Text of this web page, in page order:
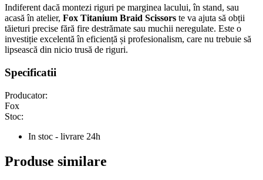
Indiferent dacă montezi riguri pe marginea lacului, în stand, sau
acasă în atelier, Fox Titanium Braid Scissors te va ajuta să obții
tăieturi precise fără fire destrămate sau muchii neregulate. Este o
investiție excelentă în eficiență și profesionalism, care nu trebuie să
lipsească din nicio trusă de riguri.
Specificatii
Producator:
Fox
Stoc:
In stoc - livrare 24h
Produse similare